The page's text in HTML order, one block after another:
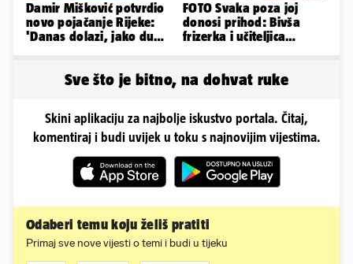
Damir Mišković potvrdio
novo pojačanje Rijeke:
'Danas dolazi, jako dugo
FOTO Svaka poza joj
donosi prihod: Bivša
frizerka i učiteljica
Sve što je bitno, na dohvat ruke
Skini aplikaciju za najbolje iskustvo portala. Čitaj,
komentiraj i budi uvijek u toku s najnovijim vijestima.
Odaberi temu koju želiš pratiti
Primaj sve nove vijesti o temi i budi u tijeku